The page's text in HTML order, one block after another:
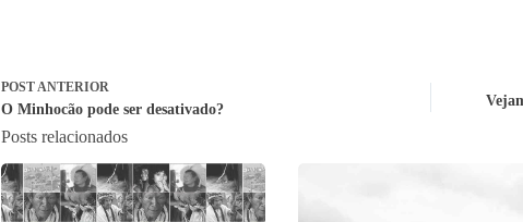
POSTANTERIOR
O Minhocão pode ser desativado?
Posts relacionados